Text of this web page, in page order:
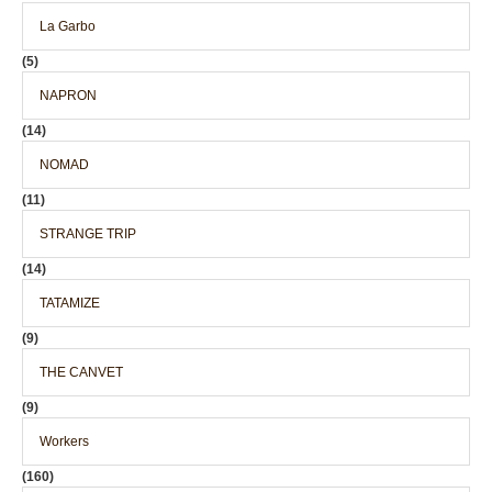
La Garbo
(5)
NAPRON
(14)
NOMAD
(11)
STRANGE TRIP
(14)
TATAMIZE
(9)
THE CANVET
(9)
Workers
(160)